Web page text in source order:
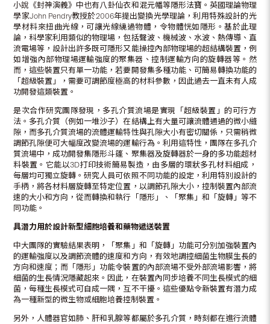
小說《封神演義》中也有八卦仙衣和混元幡等隱形法寶。英國理論物理
學家John Pendry教授於2006年提出變換光學理論，利用特殊設計的光
學材料來扭曲光線，可讓光線繞過物體，令物體恍如隱形。基於此理
論，科學家利用類似的物理場，包括聲波、機械波、水波、熱傳導、直
流電場等，設計出許多既可隱形又能操控內部物理場的超結構裝置，例
如增強內部物理場運輸強度的聚集器、控制運輸方向的旋轉器等。然
而，這些裝置只有單一功能，若要開發集多種功能、可簡易轉換功能的
「超級裝置」，需要可調節度極高的材料參數，因此過去一直未有人成
功開發這類裝置。
是次合作研究團隊發現，多孔介質流場是實現「超級裝置」的可行方
法。多孔介質（例如一堆沙子）在結構上有大量可讓流體通過的微小縫
隙，而多孔介質流場的流體運輸特性與孔隙大小有密切關係，只需稍微
調節孔隙便可大幅度改變流場的運輸行為。利用這特性，團隊在多孔介
質流場中，成功開發集隱形斗篷、聚集器及旋轉器於一身的多功能超材
料裝置。它能以3D打印技術簡易製造，由多層的環狀多孔材料組成，
每層均可獨立旋轉。研究人員可依照不同功能的設定，利用特別設計的
手柄，將各材料層旋轉至特定位置，以調節孔隙大小，控制裝置內部流
速的大小和方向，從而轉換和執行「隱形」、「聚集」和「旋轉」等不
同功能。
具潛力用於設計新型細胞培養和藥物遞送裝置
中大團隊的實驗結果表明，「聚集」和「旋轉」功能可分別加強裝置內
的運輸強度以及調節流體的速度和方向，有效地調控細菌生物膜生長的
方向和速度；而「隱形」功能令裝置的內部流場不受外部流場影響，將
細菌的生長情況隱藏起來。因此，在裝置內同步培養不同生長模式的細
菌，每種生長模式可自成一隅，互不干擾。這些優點令新裝置有潛力成
為一種新型的微生物或細胞培養控制裝置。
另外，人體器官如肺、肝和乳腺等都屬於多孔介質，時刻都在進行流體